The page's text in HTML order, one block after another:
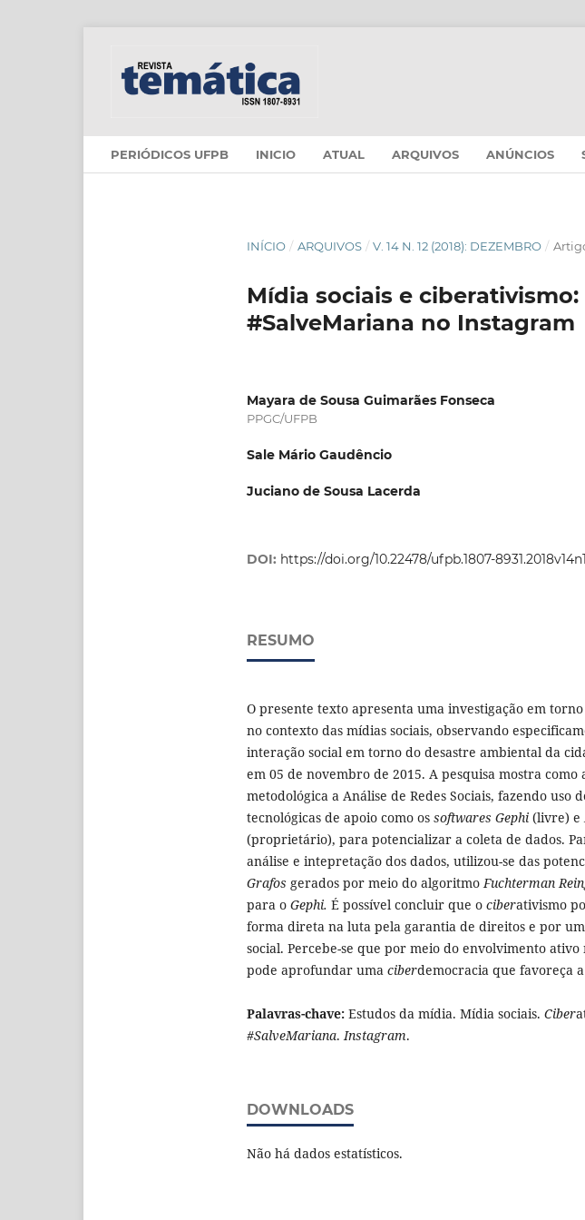
PERIÓDICOS UFPB INICIO ATUAL ARQUIVOS ANÚNCIOS
INÍCIO / ARQUIVOS / V. 14 N. 12 (2018): DEZEMBRO /
Mídia sociais e
#SalveMariana no Instagram
Mayara de Sousa Guimarães Fonseca
PPGC/UFPB
Sale Mário Gaudêncio
Juciano de Sousa Lacerda
DOI: https://doi.org/10.22478/ufpb.1807-
RESUMO
O presente texto apresenta uma investigação em
no contexto das mídias sociais, observando
interação social em torno do desastre ambiental da
em 05 de novembro de 2015. A pesquisa mostra como
metodológica a Análise de Redes Sociais, fazendo uso
tecnológicas de apoio como os softwares Gephi (livre) e
(proprietário), para potencializar a coleta de dados.
análise e intepretação dos dados, utilizou-se das
Grafos gerados por meio do algoritmoFuchterman
para o Gephi. É possível concluir que o ciberativismo
forma direta na luta pela garantia de direitos e por
social. Percebe-se que por meio do envolvimento ativo
pode aprofundar uma ciberdemocracia que favoreça
Palavras-chave: Estudos da mídia. Mídia sociais. Ciber
#SalveMariana.Instagram.
DOWNLOADS
Não há dados estatísticos.